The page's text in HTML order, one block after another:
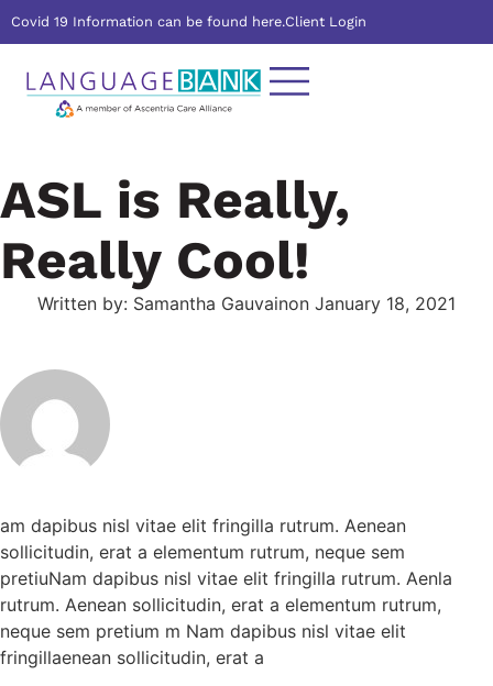
Covid 19 Information can be found here.Client Login
ASL is Really,
Really Cool!
Written by: Samantha Gauvainon January 18, 2021
am dapibus nisl vitae elit fringilla rutrum. Aenean
sollicitudin, erat a elementum rutrum, neque sem
pretiuNam dapibus nisl vitae elit fringilla rutrum. Aenla
rutrum. Aenean sollicitudin, erat a elementum rutrum,
neque sem pretium m Nam dapibus nisl vitae elit
fringillaenean sollicitudin, erat a